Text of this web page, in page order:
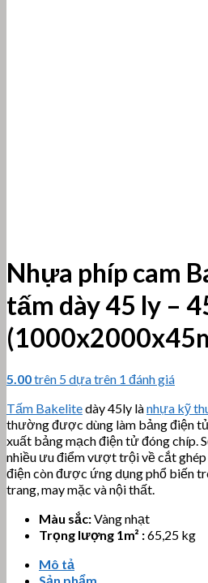
Nhựa phíp cam
tấm dày 45 ly –
5.00trên 5 dựa trên 1 đánh giá
Tấm Bakelitedày 45ly lànhựa kỹ
thường được dùng làm bảng điện
xuất bảng mạch điện tử đóng chíp.
nhiều ưu điểm vượt trội về cắt ghép
điện còn được ứng dụng phổ biến
trang, may mặc và nội thất.
Màu sắc:Vàng nhạt
Trọng lượng 1m² :65,25 kg
Mô tả